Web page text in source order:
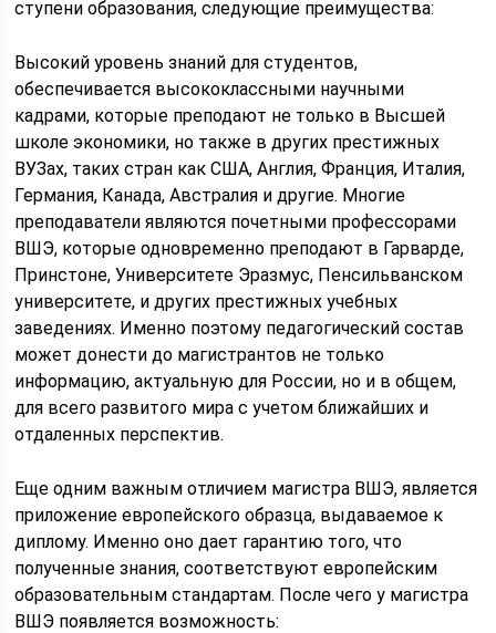
ступени образования, следующие преимущества:
Высокий уровень знаний для студентов,
обеспечивается высококлассными научными
кадрами, которые преподают не только в Высшей
школе экономики, но также в других престижных
ВУЗах, таких стран как США, Англия, Франция, Италия,
Германия, Канада, Австралия и другие. Многие
преподаватели являются почетными профессорами
ВШЭ, которые одновременно преподают в Гарварде,
Принстоне, Университете Эразмус, Пенсильванском
университете, и других престижных учебных
заведениях. Именно поэтому педагогический состав
может донести до магистрантов не только
информацию, актуальную для России, но и в общем,
для всего развитого мира с учетом ближайших и
отдаленных перспектив.
Еще одним важным отличием магистра ВШЭ, является
приложение европейского образца, выдаваемое к
диплому. Именно оно дает гарантию того, что
полученные знания, соответствуют европейским
образовательным стандартам. После чего у магистра
ВШЭ появляется возможность: